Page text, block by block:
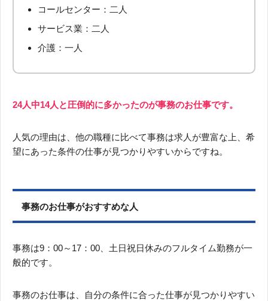
コールセンター：二人
サービス業：二人
介護：一人
24人中14人と圧倒的に多かったのが事務のお仕事です。
人気の理由は、他の職種に比べて事務は求人が豊富な上、希
望にあった条件の仕事が見つかりやすいからですね。
事務のお仕事がおすすめな人
事務は9：00～17：00、土日祝日休みのフルタイム勤務が一
般的です。
事務のお仕事は、自分の条件に合った仕事が見つかりやすい